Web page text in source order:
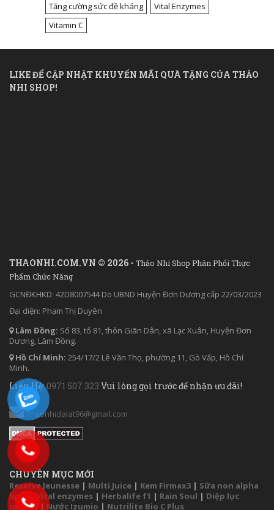
Tăng cường sức đề kháng
Vital Enzymes
Vitamin C
LIKE ĐỂ CẬP NHẬT KHUYẾN MÃI QUÀ TẶNG CỦA THẢO
NHI SHOP!
THAONHI.COM.VN © 2026 - Thảo Nhi Shop Phân Phối Thực
Phẩm Chức Năng
GCNĐKHKD: 42D8007544 Do UBND Huyện Đơn Dương cấp 22/03/2023
Đại diện: Phạm Thị Duyên
Lâm Đồng: Số 83, tổ 81, thôn Giãn Dân, xã Lạc Xuân, Huyện Đơn
Dương, Lâm Đồng.
Hồ Chí Minh: 254/17/2 Lê Văn Thọ, phường 11, Gò Vấp, Hồ Chí
Minh.
Liên Hệ:0971 507 323 Vui lòng gọi trước để nhận ưu đãi!
Thaonhidalat96@gmail.com
CHUYÊN MỤC MỚI
Reserve Jeunesse | Multi Juice | Kem Firmax3 | Sữa non alpha
lipid
|Vital enzymes | Herbalife f1 | Rain Soul | Diệp lục
unicity | Nước Izumio | Nutrilite Bio C Plus